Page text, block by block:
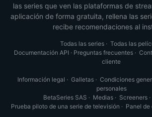
las series que ven las plataformas de
aplicación de forma gratuita, rellena las
recibe recomendaciones al
Todas las series· Todas las
Documentación API · Preguntas frecuentes·
cliente
Información legal · Galletas· Condiciones
personales
BetaSeries SAS · Medias· Screeners·
Prueba piloto de una serie de televisión · Panel de